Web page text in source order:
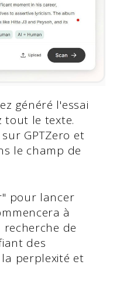
généré l'essai
tout le texte.
GPTZero et
le champ de
pour lancer
à
de
des
perplexité et